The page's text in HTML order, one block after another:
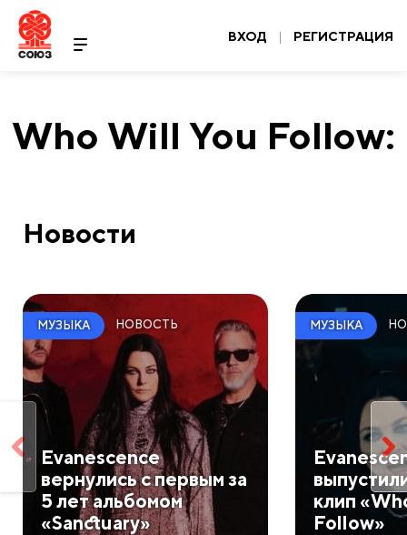
ВХОД | РЕГИСТРАЦИЯ
Who Will You Follow:
Новости
МУЗЫКА НОВОСТЬ
Evanescence
вернулись с первым за
5 лет альбомом
«Sanctuary»
МУЗЫКА
клип
Follow»